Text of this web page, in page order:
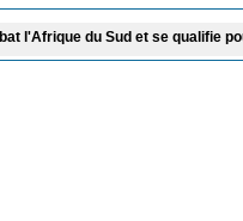
et se qualifie pour les demi-finales